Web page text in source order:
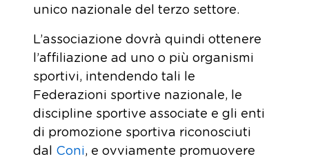
unico nazionale del terzo settore.
L’associazione dovrà quindi ottenere
l’affiliazione ad uno o più organismi
sportivi, intendendo tali le
Federazioni sportive nazionale, le
discipline sportive associate e gli enti
di promozione sportiva riconosciuti
dal Coni, e ovviamente promuovere